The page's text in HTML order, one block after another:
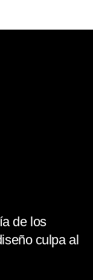
de los
culpa al